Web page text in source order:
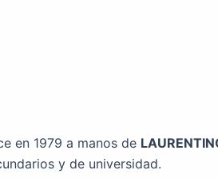
en 1979 a manos de
y de universidad.